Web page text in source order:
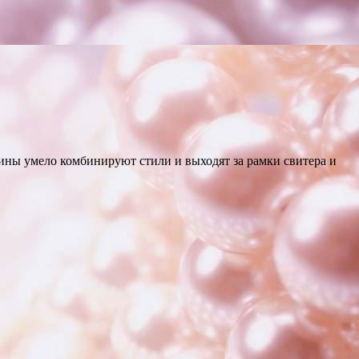
умело комбинируют стили и выходят за рамки свитера и